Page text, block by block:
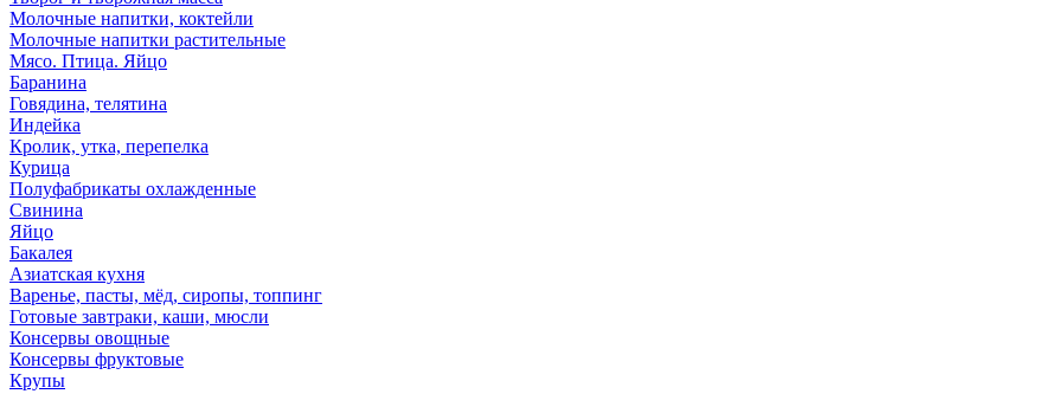
Молочные напитки, коктейли
Молочные напитки растительные
Мясо. Птица. Яйцо
Баранина
Говядина, телятина
Индейка
Кролик, утка, перепелка
Курица
Полуфабрикаты охлажденные
Свинина
Яйцо
Бакалея
Азиатская кухня
Варенье, пасты, мёд, сиропы, топпинг
Готовые завтраки, каши, мюсли
Консервы овощные
Консервы фруктовые
Крупы